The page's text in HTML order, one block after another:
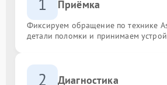
Приёмка
Фиксируем обращение по технике
детали поломки и принимаем
2 Диагностика